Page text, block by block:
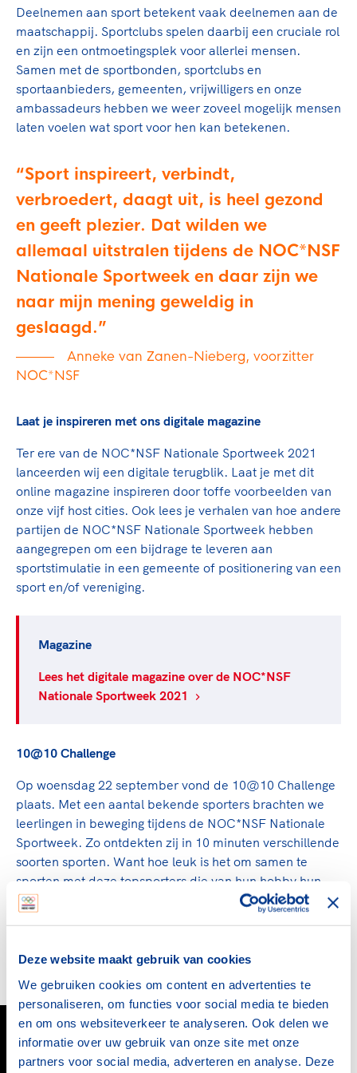
Deze website maakt gebruik van cookies
We gebruiken cookies om content en advertenties te
personaliseren, om functies voor social media te bieden
en om ons websiteverkeer te analyseren. Ook delen we
informatie over uw gebruik van onze site met onze
partners voor social media, adverteren en analyse. Deze
een rondje fietsen, door samen te skaten of naar
de sportschool te gaan. Door samen te juichen
voor Sifan Hassan, Rico Verhoeven, Diede de
Groot en het Nederlands Elftal. Of met trots te
genieten van de karatewedstrijd van je dochter,
de halve marathon van je moeder of de
hockeywedstrijd van je buurjongen.
Lees verder
Beroepskrachten
Samen voor een veilige
sportomgeving
Voor welk gedrag staat de club? Wat mag wel
En wat mag vooral niet? Een gedragscode geeft
hier richting aan en is dus een belangrijk
onderdeel van het clubbeleid rondom gewenst en
ongewenst gedrag.
Lees verder
De TeamNL Academie
De TeamNL Academie biedt een leer- en
ontwikkelprogramma voor de volgende functies
binnen TeamNL programma's: experts, coaches,
bestuurders, (technisch) directeuren, managers en
toekomstig kader.
Deelnemen aan sport betekent vaak deelnemen aan de
maatschappij. Sportclubs spelen daarbij een cruciale rol
en zijn een ontmoetingsplek voor allerlei mensen.
Samen met de sportbonden, sportclubs en
sportaanbieders, gemeenten, vrijwilligers en onze
ambassadeurs hebben we weer zoveel mogelijk mensen
laten voelen wat sport voor hen kan betekenen.
Sport inspireert, verbindt,
verbroedert, daagt uit, is heel gezond
en geeft plezier. Dat wilden we
allemaal uitstralen tijdens de NOC*NSF
Nationale Sportweek en daar zijn we
naar mijn mening geweldig in
geslaagd.
Anneke van Zanen-Nieberg, voorzitter
NOC*NSF
Laat je inspireren met ons digitale magazine
Ter ere van de NOC*NSF Nationale Sportweek 2021
lanceerden wij een digitale terugblik. Laat je met dit
online magazine inspireren door toffe voorbeelden van
onze vijf host cities. Ook lees je verhalen van hoe andere
partijen de NOC*NSF Nationale Sportweek hebben
aangegrepen om een bijdrage te leveren aan
sportstimulatie in een gemeente of positionering van een
sport en/of vereniging.
Magazine
Lees het digitale magazine over de NOC*NSF
Nationale Sportweek 2021
10@10 Challenge
Op woensdag 22 september vond de 10@10 Challenge
plaats. Met een aantal bekende sporters brachten we
leerlingen in beweging tijdens de NOC*NSF Nationale
Sportweek. Zo ontdekten zij in 10 minuten verschillende
soorten sporten. Want hoe leuk is het om samen te
sporten met deze topsporters die van hun hobby hun
beroep hebben gemaakt!
De 10@10 Challenge is terug te kijken via Youtube,
Nationale Sportweek ontzettend belangrijk!